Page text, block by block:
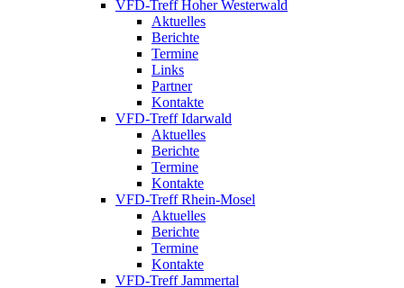
VFD-Treff Hoher Westerwald
Aktuelles
Berichte
Termine
Links
Partner
Kontakte
VFD-Treff Idarwald
Aktuelles
Berichte
Termine
Kontakte
VFD-Treff Rhein-Mosel
Aktuelles
Berichte
Termine
Kontakte
VFD-Treff Jammertal